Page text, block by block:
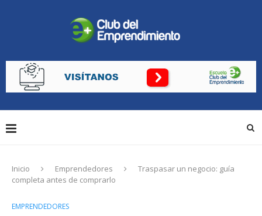
Inicio Emprendedores
Traspasar un negocio: guía
completa antes de comprarlo
EMPRENDEDORES